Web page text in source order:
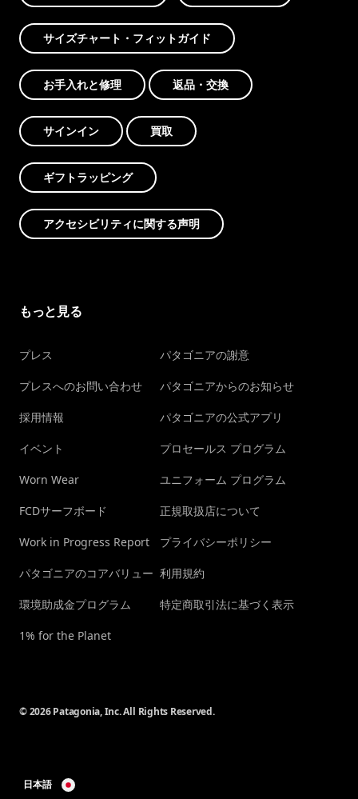
サイズチャート・フィットガイド
お手入れと修理 返品・交換
サインイン 買取
ギフトラッピング
アクセシビリティに関する声明
もっと見る
プレス
プレスへのお問い合わせ
採用情報
イベント
Worn Wear
FCDサーフボード
Work in Progress Report
パタゴニアのコアバリュー
環境助成金プログラム
1% for the Planet
パタゴニアの謝意
パタゴニアからのお知らせ
パタゴニアの公式アプリ
プロセールス プログラム
ユニフォーム プログラム
正規取扱店について
プライバシーポリシー
利用規約
特定商取引法に基づく表示
© 2026 Patagonia, Inc. All Rights Reserved.
日本語